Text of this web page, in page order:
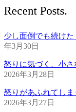
Recent Posts.
少し面倒でも続け
年3月30日
怒りに気づく、小
2026年3月28日
怒りがあふれてし
2026年3月27日